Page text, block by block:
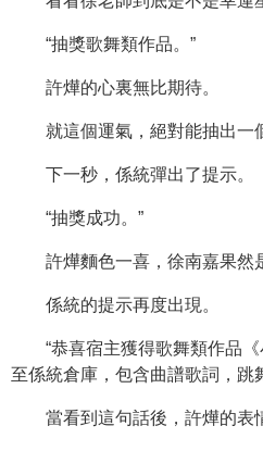
“抽獎歌舞類作品。”
許燁的心裏無比期待。
就這個運氣，絕對能抽出一
下一秒，係統彈出了提示。
“抽獎成功。”
許燁麵色一喜，徐南嘉果然
係統的提示再度出現。
“恭喜宿主獲得歌舞類作品
至係統倉庫，包含曲譜歌詞，跳
當看到這句話後，許燁的表